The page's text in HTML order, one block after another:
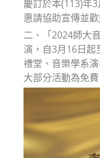
慶訂於本(113)年
惠請協助宣傳並
二、「2024師大
演，自3月16日起
禮堂、音樂學系
大部分活動為免